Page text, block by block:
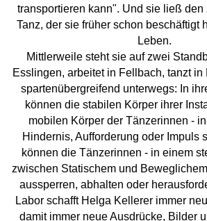
transportieren kann". Und sie ließ
Tanz, der sie früher schon beschäftigt
Leben.
Mittlerweile steht sie auf zwei
Esslingen, arbeitet in Fellbach, tanzt in
spartenübergreifend unterwegs: In
können die stabilen Körper ihrer
mobilen Körper der Tänzerinnen -
Hindernis, Aufforderung oder Impuls
können die Tänzerinnen - in einem
zwischen Statischem und
aussperren, abhalten oder
Labor schafft Helga Kellerer immer
damit immer neue Ausdrücke, Bilder